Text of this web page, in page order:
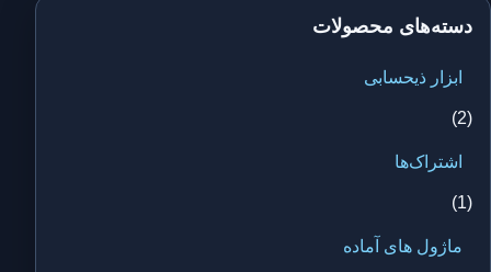
دسته‌های محصولات
ابزار ذیحسابی
(2)
اشتراک‌ها
(1)
ماژول های آماده